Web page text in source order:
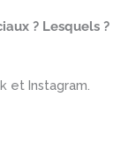
? Lesquels ?
et Instagram.